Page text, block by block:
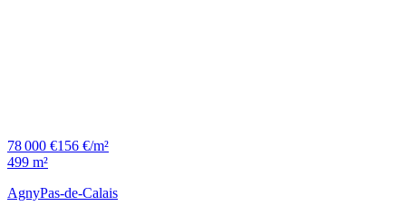
78 000 €156 €/m²
499 m²
AgnyPas-de-Calais